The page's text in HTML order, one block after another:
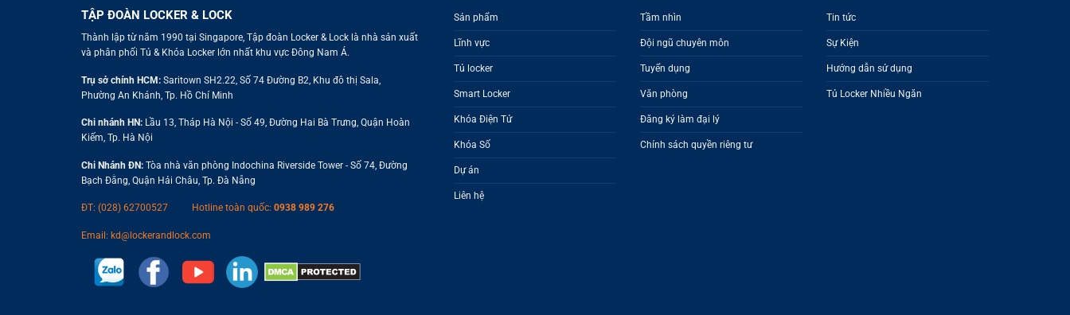
TẬP ĐOÀN LOCKER & LOCK
Thành lập từ năm 1990 tại Singapore, Tập đoàn Locker & Lock là nhà sản xuất
và phân phối Tủ & Khóa Locker lớn nhất khu vực Đông Nam Á.
Trụ sở chính HCM:Saritown SH2.22, Số 74 Đường B2, Khu đô thị Sala,
Phường An Khánh, Tp. Hồ Chí Minh
Chi nhánh HN:Lầu 13, Tháp Hà Nội - Số 49, Đường Hai Bà Trưng, Quận Hoàn
Kiếm, Tp. Hà Nội
Chi Nhánh ĐN:Tòa nhà văn phòng Indochina Riverside Tower - Số 74, Đường
Bạch Đằng, Quận Hải Châu, Tp. Đà Nẵng
ĐT: (028) 62700527 Hotline toàn quốc: 0938 989 276
Email: kd@lockerandlock.com
Sản phẩm
Lĩnh vực
Tủ locker
Smart Locker
Khóa Điện Tử
Khóa Số
Dự án
Liên hệ
Tầm nhìn
Đội ngũ chuyên môn
Tuyển dụng
Văn phòng
Đăng ký làm đại lý
Chính sách quyền riêng tư
Tin tức
Sự Kiện
Hướng dẫn sử dụng
Tủ Locker Nhiều Ngăn